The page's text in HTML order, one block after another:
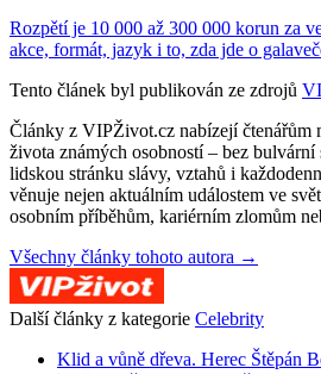
Rozpětí je 10 000 až 300 000 korun za
akce, formát, jazyk i to, zda jde o
Tento článek byl publikován ze zdrojů
Články z VIPŽivot.cz nabízejí čtenářům
života známých osobností – bez bulvární
lidskou stránku slávy, vztahů i
věnuje nejen aktuálním událostem ve
osobním příběhům, kariérním zlomům
Všechny články tohoto autora →
Další články z kategorie Celebrity
Klid a vůně dřeva. Herec Štěpán